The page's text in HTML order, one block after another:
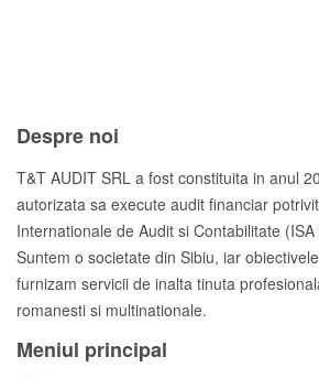
Despre noi
T&T AUDIT SRL a fost constituita in anul
autorizata sa execute audit financiar
Internationale de Audit si Contabilitate (ISA
Suntem o societate din Sibiu, iar
furnizam servicii de inalta tinuta
romanesti si multinationale.
Meniul principal